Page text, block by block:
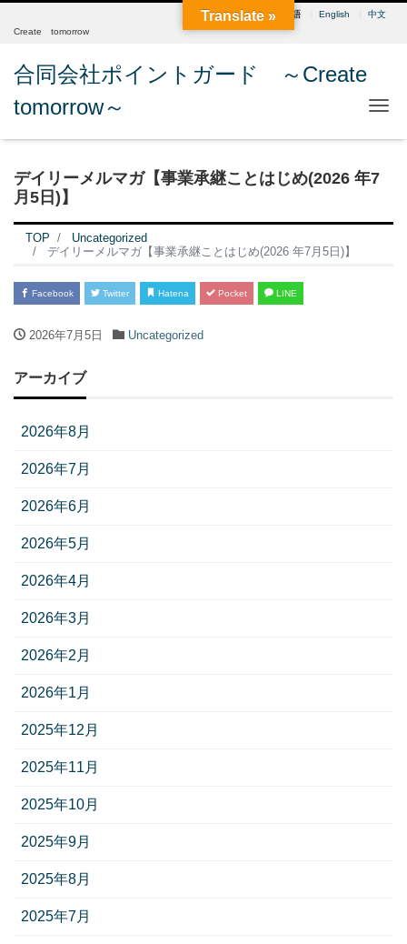
日本語 English
中文
Create tomorrow
合同会社ポイントガード ～Create
tomorrow～
デイリーメルマガ【事業承継ことはじめ(2026 年7
月5日)】
TOP
Uncategorized
デイリーメルマガ【事業承継ことはじめ(2026 年7月5日)】
Facebook Twitter Hatena Pocket LINE
2026年7月5日 Uncategorized
アーカイブ
2026年8月
2026年7月
2026年6月
2026年5月
2026年4月
2026年3月
2026年2月
2026年1月
2025年12月
2025年11月
2025年10月
2025年9月
2025年8月
2025年7月
Translate »